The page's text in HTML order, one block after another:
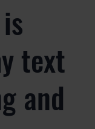
text
and